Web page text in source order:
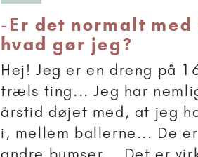
-Er det normalt
hvad gør jeg?
Hej! Jeg er en dreng på
træls ting... Jeg har
årstid døjet med, at jeg
i, mellem ballerne... De